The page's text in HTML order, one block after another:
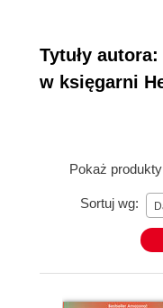
Tytuły
w księgarni
Pokaż
Sortuj wg: